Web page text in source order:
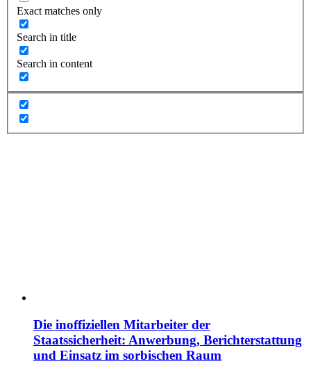
Exact matches only
Search in title
Search in content
Die inoffiziellen Mitarbeiter der
Staatssicherheit: Anwerbung, Berichterstattung
und Einsatz im sorbischen Raum